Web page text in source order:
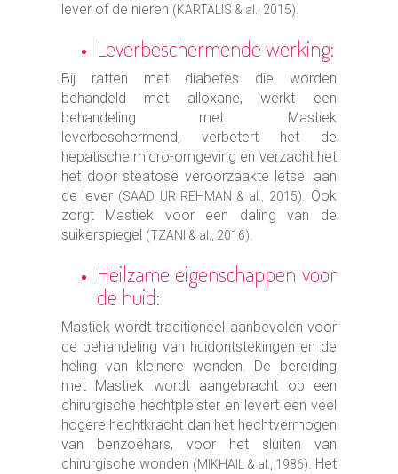
lever of de nieren (KARTALIS & al., 2015).
Leverbeschermende werking:
Bij ratten met diabetes die worden
behandeld met alloxane, werkt een
behandeling met Mastiek
leverbeschermend, verbetert het de
hepatische micro-omgeving en verzacht het
het door steatose veroorzaakte letsel aan
de lever (SAAD UR REHMAN & al., 2015). Ook
zorgt Mastiek voor een daling van de
suikerspiegel (TZANI & al., 2016).
Heilzame eigenschappen voor
de huid:
Mastiek wordt traditioneel aanbevolen voor
de behandeling van huidontstekingen en de
heling van kleinere wonden. De bereiding
met Mastiek wordt aangebracht op een
chirurgische hechtpleister en levert een veel
hogere hechtkracht dan het hechtvermogen
van benzoëhars, voor het sluiten van
chirurgische wonden (MIKHAIL & al., 1986). Het